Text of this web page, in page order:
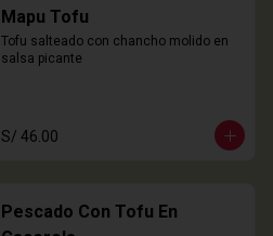
Mapu Tofu
Tofu salteado con chancho molido en
salsa picante
S/ 46.00
Pescado Con Tofu En